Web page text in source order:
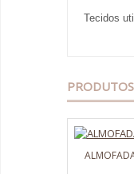
Tecidos